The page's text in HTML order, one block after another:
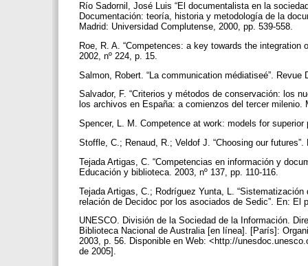
Río Sadornil, José Luis “El documentalista en la
Documentación: teoría, historia y metodología de la
Madrid: Universidad Complutense, 2000, pp. 539-558.
Roe, R. A. “Competences: a key towards the
2002, nº 224, p. 15.
Salmon, Robert. “La communication médiatiseé”.
Salvador, F. “Criterios y métodos de conservación: los
los archivos en España: a comienzos del tercer
Spencer, L. M. Competence at work: models for
Stoffle, C.; Renaud, R.; Veldof J. “Choosing our
Tejada Artigas, C. “Competencias en información y
Educación y biblioteca. 2003, nº 137, pp. 110-116.
Tejada Artigas, C.; Rodríguez Yunta, L.
relación de Decidoc por los asociados de Sedic”. En:
UNESCO. División de la Sociedad de la Información.
Biblioteca Nacional de Australia [en línea]. [París]:
2003, p. 56. Disponible en Web: <http://
de 2005].